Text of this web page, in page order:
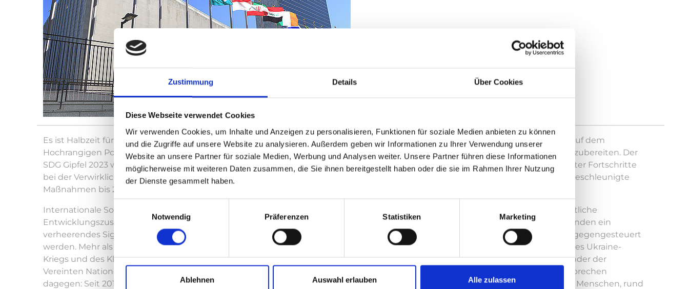
Zustimmung Details Über Cookies
Diese Webseite verwendet Cookies
Wir verwenden Cookies, um Inhalte und Anzeigen zu personalisieren, Funktionen für soziale Medien anbieten zu können
und die Zugriffe auf unsere Website zu analysieren. Außerdem geben wir Informationen zu Ihrer Verwendung unserer
Website an unsere Partner für soziale Medien, Werbung und Analysen weiter. Unsere Partner führen diese Informationen
möglicherweise mit weiteren Daten zusammen, die Sie ihnen bereitgestellt haben oder die sie im Rahmen Ihrer Nutzung
der Dienste gesammelt haben.
Notwendig
Präferenzen Statistiken Marketing
Ablehnen Auswahl erlauben Alle zulassen
Es ist Halbzeit für die Agenda 2030 für nachhaltige Entwicklung. Derzeit kommen die zuständigen Minister und Staatssekretäre auf dem
Hochrangigen Politischen Forum zusammen, um Bilanz zu ziehen und den SDG-Gipfel der Vereinten Nationen im September vorzubereiten. Der
SDG Gipfel 2023 wird am 18. und 19. September 2023 in New York stattfinden und soll den Beginn einer neuen Phase beschleunigter Fortschritte
bei der Verwirklichung der Ziele für nachhaltige Entwicklung markieren und gezielte politische Leitlinien für transformative und beschleunigte
Maßnahmen bis 2030 vorgeben.
Internationale Solidarität ist gerade auch im Hinblick auf die zugesagten 0,7 Prozent des Bruttonationaleinkommens für die öffentliche
Entwicklungszusammenarbeit geboten. Es gibt derzeit eine Milliardenlücke und die geplanten Kürzungen im deutschen Etat senden ein
verheerendes Signal. Die Zahlen, die den Entwicklungsstand der 17 Nachhaltigkeitsziele wiedergeben, zeigen: Es muss dringend gegengesteuert
werden. Mehr als die Hälfte der Weltbevölkerung verfügt über keine Form sozialer Sicherung. Die Folgen der Corona-Pandemie, des Ukraine-
Kriegs und des Klimawandels haben die soziale und wirtschaftliche Ungleichheit weltweit weiter wachsen lassen. Die Mitgliedsländer der
Vereinten Nationen haben vereinbart, in den nächsten Jahren extreme Armut und Hunger zu überwinden. Die nackten Zahlen sprechen
dagegen: Seit 2017 hat die Zahl der unterernährten Menschen Jahr für Jahr zugenommen auf mittlerweile mehr als 800 Millionen Menschen, rund